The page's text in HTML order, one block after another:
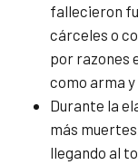
fallecieron
cárceles o
por razones
como arma
Durante la
más
llegando al